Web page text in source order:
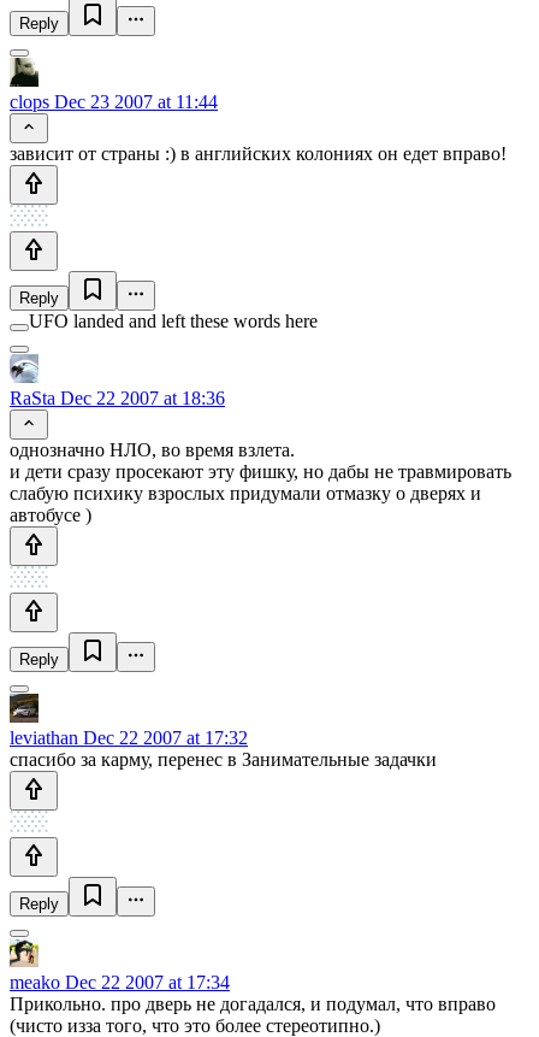
Reply
clops Dec 23 2007 at 11:44
зависит от страны :) в английских колониях он едет вправо!
Reply
UFO landed and left these words here
RaSta Dec 22 2007 at 18:36
однозначно НЛО, во время взлета.
и дети сразу просекают эту фишку, но дабы не травмировать
слабую психику взрослых придумали отмазку о дверях и
автобусе )
Reply
leviathan Dec 22 2007 at 17:32
спасибо за карму, перенес в Занимательные задачки
Reply
meako Dec 22 2007 at 17:34
Прикольно. про дверь не догадался, и подумал, что вправо
(чисто изза того, что это более стереотипно.)